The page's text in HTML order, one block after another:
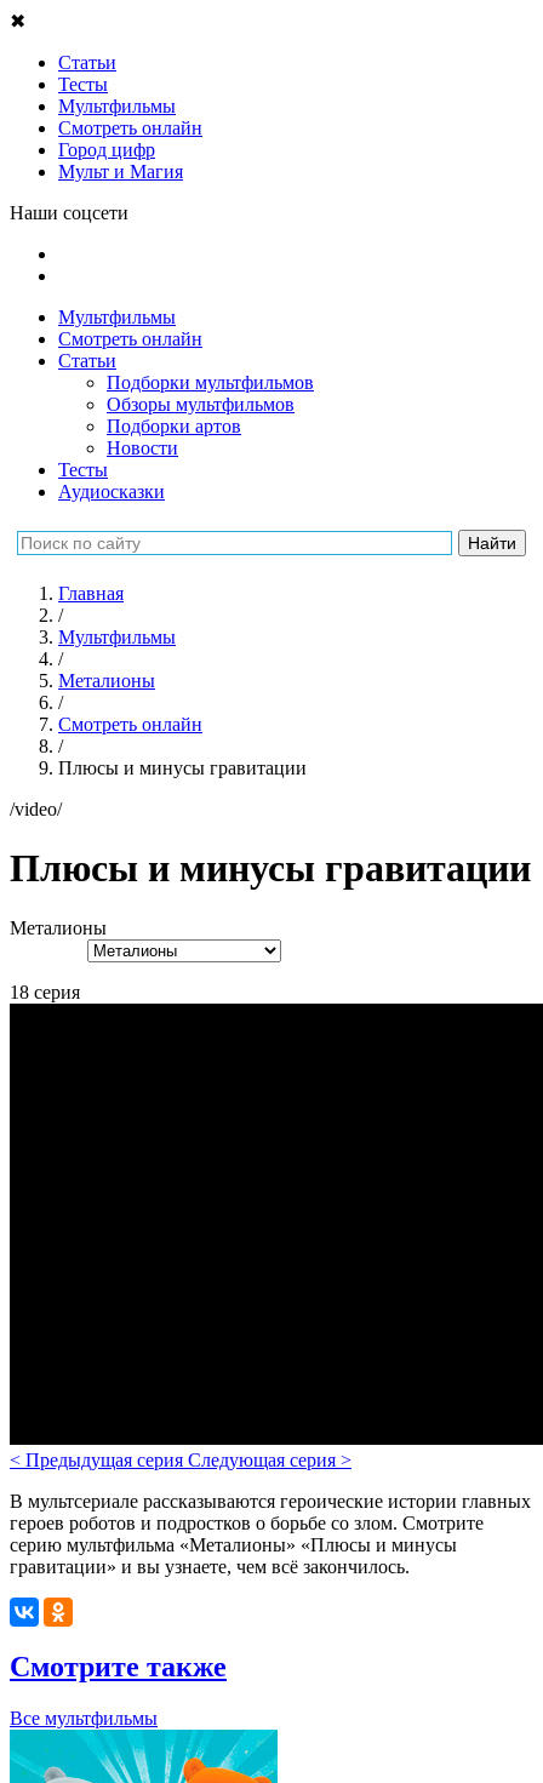
✖
Статьи
Тесты
Мультфильмы
Смотреть онлайн
Город цифр
Мульт и Магия
Наши соцсети
Мультфильмы
Смотреть онлайн
Статьи
Подборки мультфильмов
Обзоры мультфильмов
Подборки артов
Новости
Тесты
Аудиосказки
Главная
/
Мультфильмы
/
Металионы
/
Смотреть онлайн
/
Плюсы и минусы гравитации
/video/
Плюсы и минусы гравитации
Металионы
18 серия
< Предыдущая серия Следующая серия >
В мультсериале рассказываются героические истории главных
героев роботов и подростков о борьбе со злом. Смотрите
серию мультфильма «Металионы» «Плюсы и минусы
гравитации» и вы узнаете, чем всё закончилось.
Смотрите также
Все мультфильмы